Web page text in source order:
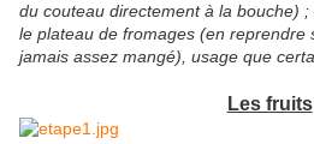
du couteau directement à la bouche)
le plateau de fromages (en reprendre
jamais assez mangé), usage que
Les fruits